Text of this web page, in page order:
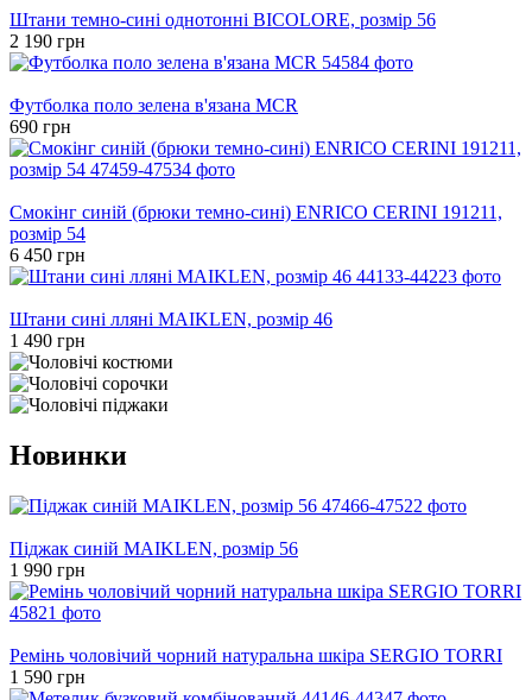
Штани темно-сині однотонні BICOLORE, розмір 56
2 190 грн
Футболка поло зелена в'язана MCR
690 грн
Смокінг синій (брюки темно-сині) ENRICO CERINI 191211,
розмір 54
6 450 грн
Штани сині лляні MAIKLEN, розмір 46
1 490 грн
Новинки
Піджак синій MAIKLEN, розмір 56
1 990 грн
Ремінь чоловічий чорний натуральна шкіра SERGIO TORRI
1 590 грн